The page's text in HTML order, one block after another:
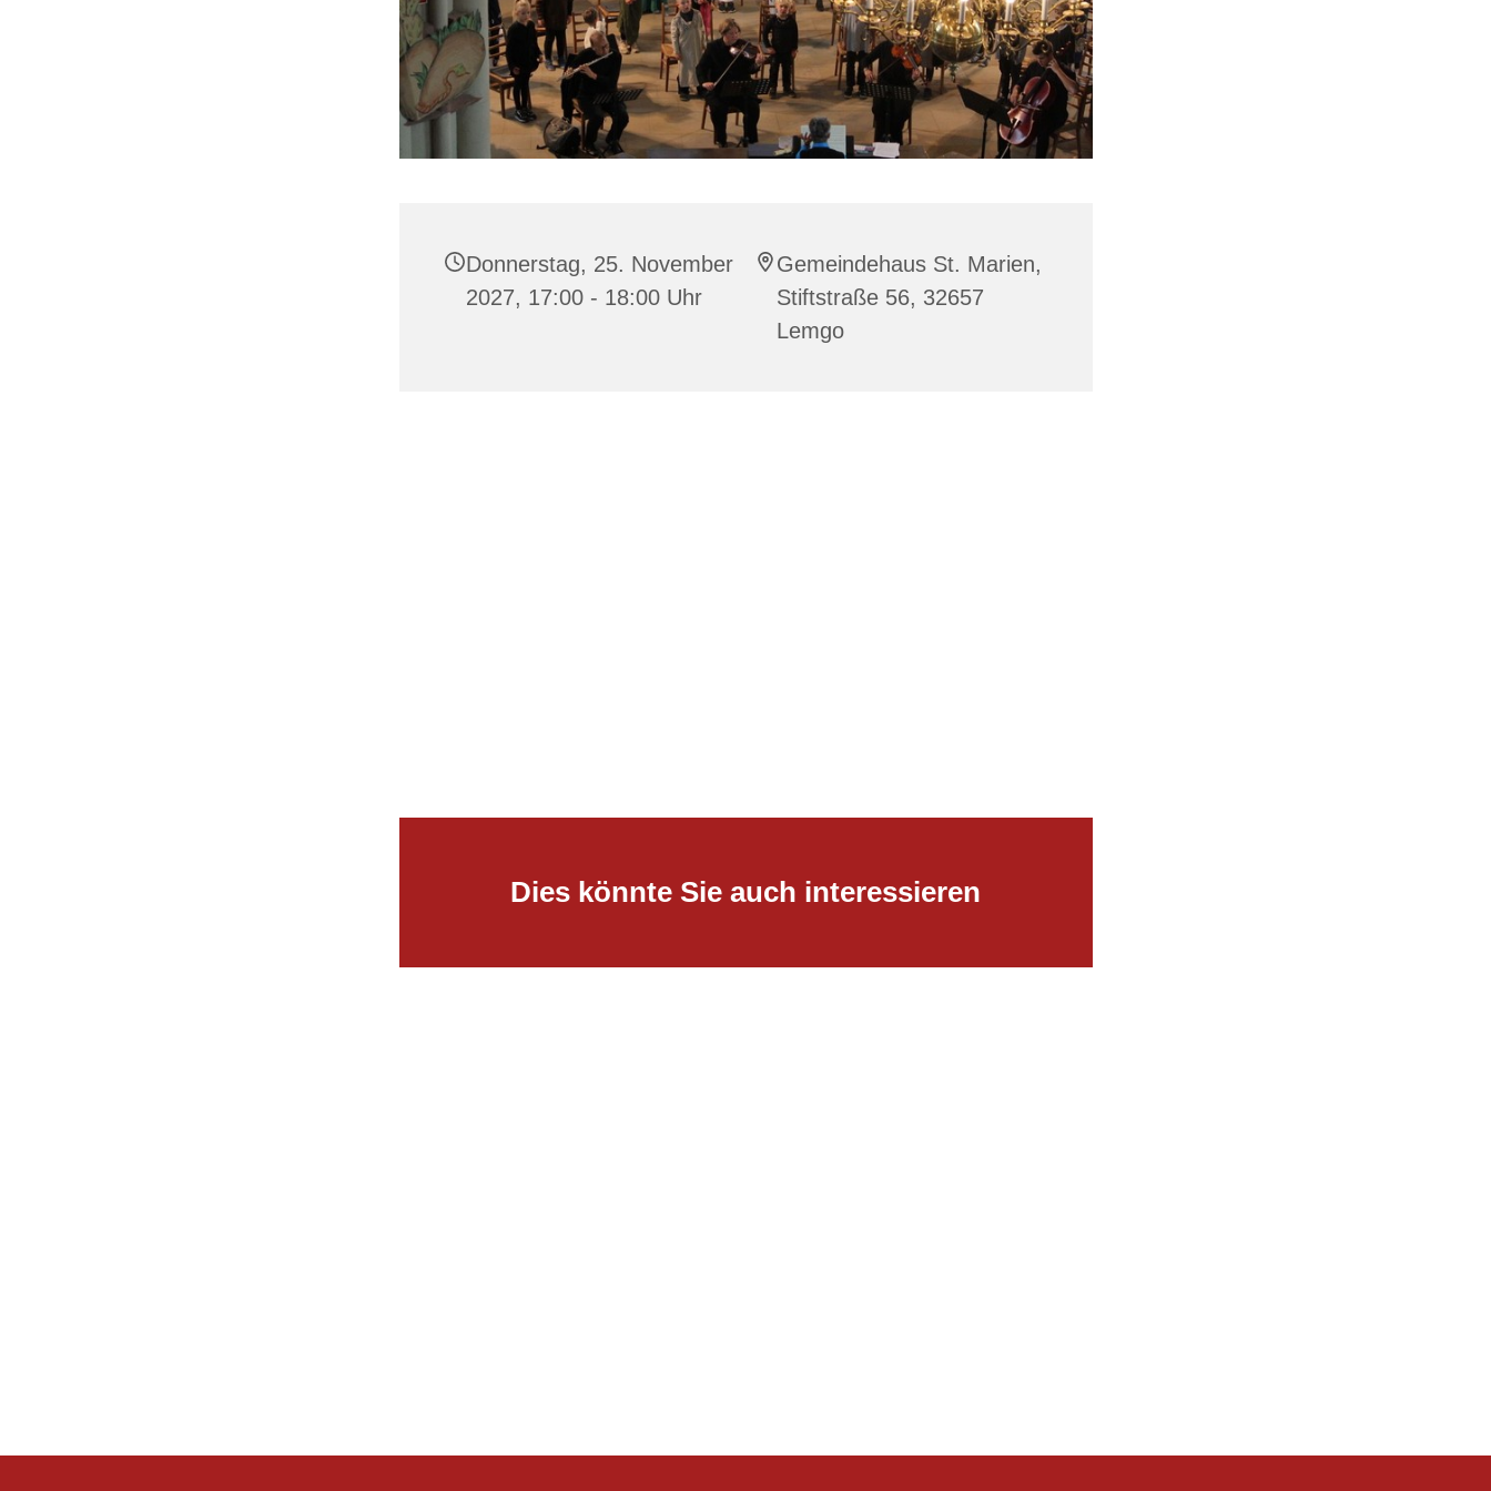
Donnerstag, 25. November
2027, 17:00 - 18:00 Uhr
Gemeindehaus St. Marien,
Stiftstraße 56, 32657
Lemgo
Dies könnte Sie auch interessieren